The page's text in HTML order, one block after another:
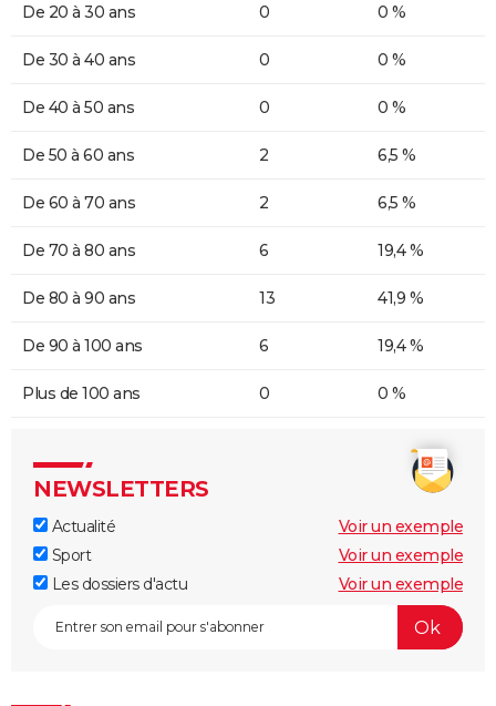
De 20 à 30 ans 0 0 %
De 30 à 40 ans 0 0 %
De 40 à 50 ans 0 0 %
De 50 à 60 ans 2 6,5 %
De 60 à 70 ans 2 6,5 %
De 70 à 80 ans 6 19,4 %
De 80 à 90 ans 13 41,9 %
De 90 à 100 ans 6 19,4 %
Plus de 100 ans 0 0 %
NEWSLETTERS
Actualité
Voir un exemple
Sport
Voir un exemple
Les dossiers d'actu
Voir un exemple